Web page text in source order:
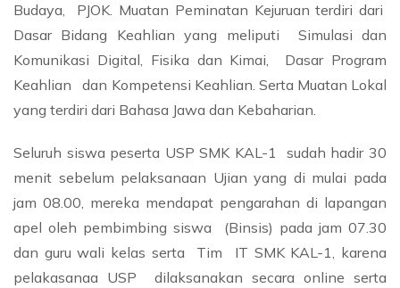
Budaya, PJOK. Muatan Peminatan Kejuruan terdiri dari
Dasar Bidang Keahlian yang meliputi Simulasi dan
Komunikasi Digital, Fisika dan Kimai, Dasar Program
Keahlian dan Kompetensi Keahlian. Serta Muatan Lokal
yang terdiri dari Bahasa Jawa dan Kebaharian.
Seluruh siswa peserta USP SMK KAL-1 sudah hadir 30
menit sebelum pelaksanaan Ujian yang di mulai pada
jam 08.00, mereka mendapat pengarahan di lapangan
apel oleh pembimbing siswa (Binsis) pada jam 07.30
dan guru wali kelas serta Tim IT SMK KAL-1, karena
pelakasanaa USP dilaksanakan secara online serta